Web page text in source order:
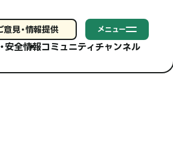
意見・情報提供 メニュー
安全情報コミュニティチャンネル